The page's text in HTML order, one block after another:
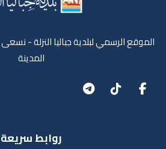
الموقع الرسمي لبلدية جباليا النزلة -
المدينة
روابط سريعة